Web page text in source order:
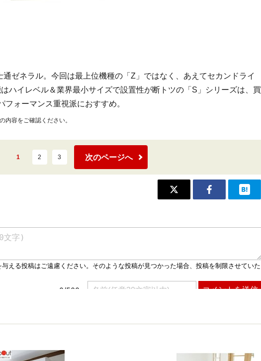
ゼネラル。今回は最上位機種の「Z」ではなく、あえてセカンドライ
ハイレベル＆業界最小サイズで設置性が断トツの「S」シリーズは、買
ォーマンス重視派におすすめ。
容をご確認ください。
1 2 3 次のページへ